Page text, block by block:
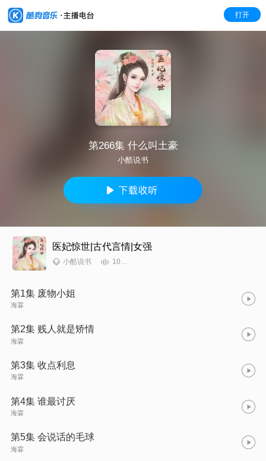
打开
第266集 什么叫土豪
小酷说书
医妃惊世|古代言情|女强
小酷说书 10261
第1集 废物小姐
海霖
第2集 贱人就是矫情
海霖
第3集 收点利息
海霖
第4集 谁最讨厌
海霖
第5集 会说话的毛球
海霖